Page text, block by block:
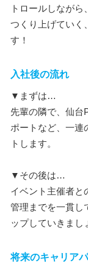
トロールしなが
つくり上げていく
す！
入社後の流れ
▼まずは…
先輩の隣で、仙台
ポートなど、一連
トします。
▼その後は…
イベント主催者と
管理までを一貫し
ップしていきまし
将来のキャリア